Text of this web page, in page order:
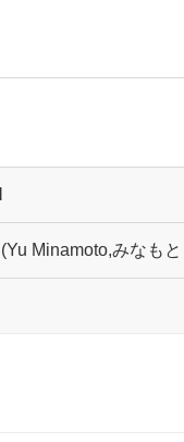
(Yu Minamoto,みなも